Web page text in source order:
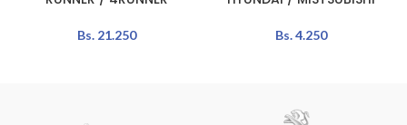
Bs.21.250 Bs.4.250